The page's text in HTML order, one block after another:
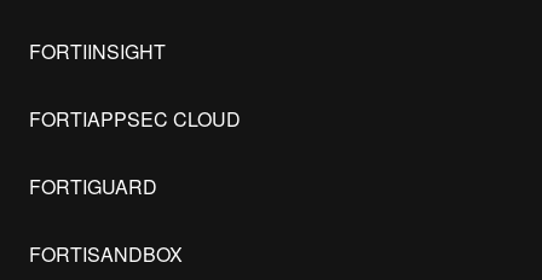
FORTIINSIGHT
FORTIAPPSEC CLOUD
FORTIGUARD
FORTISANDBOX